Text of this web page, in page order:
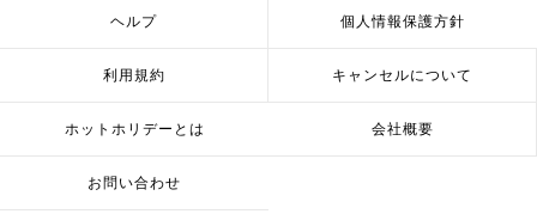
ヘルプ 個人情報保護方針
利用規約 キャンセルについて
ホットホリデーとは 会社概要
お問い合わせ